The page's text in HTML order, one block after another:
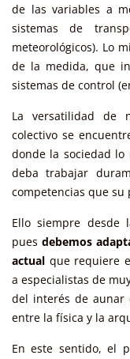
de las variables a
sistemas de
meteorológicos). Lo
de la medida, que
sistemas de control
La versatilidad de
colectivo se
donde la sociedad lo
deba trabajar
competencias que su
Ello siempre desde
puesdebemos
actual que requiere
a especialistas de
del interés de aunar
entre la física y la
En este sentido, el